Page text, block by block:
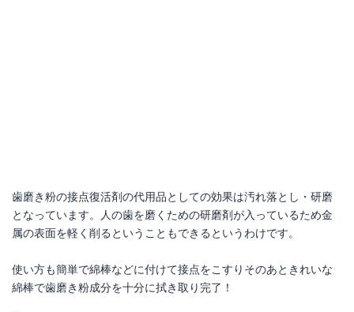
歯磨き粉の接点復活剤の代用品としての効果は汚れ落とし・研磨
となっています。人の歯を磨くための研磨剤が入っているため金
属の表面を軽く削るということもできるというわけです。
使い方も簡単で綿棒などに付けて接点をこすりそのあときれいな
綿棒で歯磨き粉成分を十分に拭き取り完了！